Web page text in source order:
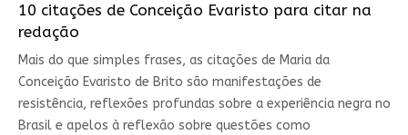
10 citações de Conceição Evaristo para citar na
redação
Mais do que simples frases, as citações de Maria da
Conceição Evaristo de Brito são manifestações de
resistência, reflexões profundas sobre a experiência negra no
Brasil e apelos à reflexão sobre questões como